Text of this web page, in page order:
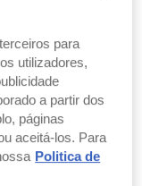
fotográficas
impressão
ver o resultado
guloso
ofereça-
para
utilizadores,
a partir dos
páginas
aceitá-los. Para
Politica de